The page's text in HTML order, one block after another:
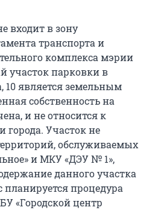
входит в зону
транспорта и
комплекса мэрии
участок парковки в
является земельным
собственность на
и не относится к
города. Участок не
обслуживаемых
и МКУ «ДЭУ № 1»,
данного участка
планируется процедура
«Городской центр